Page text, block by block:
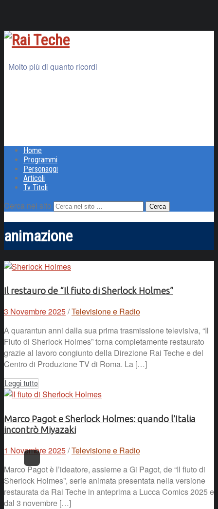
Molto più di quanto ricordi
Home
Programmi
Personaggi
Articoli
Tv Titoli
Cerca nel sito
animazione
Il restauro de “Il fiuto di Sherlock Holmes”
3 Novembre 2025/Televisione e Radio
A quarantun anni dalla sua prima trasmissione televisiva, “Il
Fiuto di Sherlock Holmes” torna completamente restaurato
grazie al lavoro congiunto della Direzione Rai Teche e del
Centro di Produzione TV di Roma. La […]
Leggi tutto
Marco Pagot e Sherlock Holmes: quando l’Italia
incontrò Miyazaki
1 Novembre 2025/Televisione e Radio
Marco Pagot è l’ideatore, assieme a Gi Pagot, de “Il fiuto di
Sherlock Holmes”, serie animata presentata nella versione
restaurata da Rai Teche in anteprima a Lucca Comics 2025 e
dal 3 novembre […]